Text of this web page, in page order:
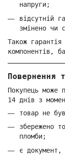
напруги;
відсутній
змінено чи
Також гарантія
компонентів,
Повернення
Покупець може
14 днів з
товар не
збережено
пломби;
є документ,